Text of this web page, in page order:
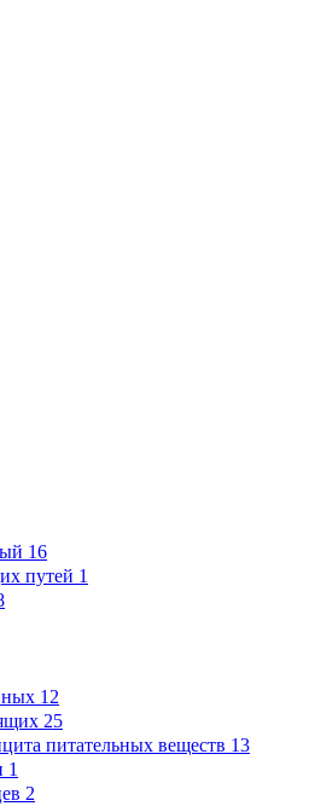
16
путей 1
12
25
питательных веществ 13
1
2